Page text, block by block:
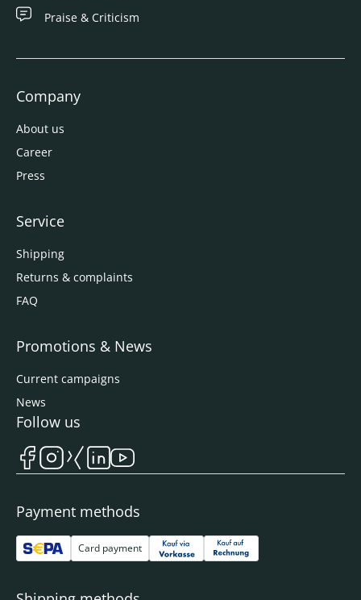
Praise & Criticism
Company
About us
Career
Press
Service
Shipping
Returns & complaints
FAQ
Promotions & News
Current campaigns
News
Payment methods
Card payment
Follow us